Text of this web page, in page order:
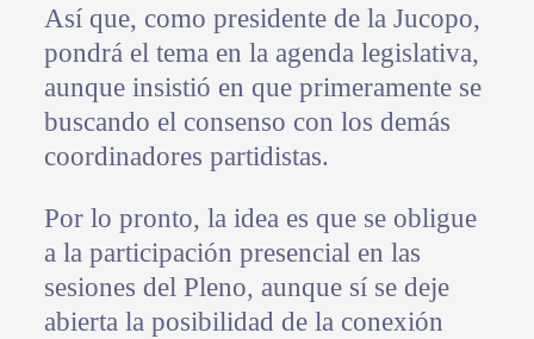
Así que, como presidente de la Jucopo,
pondrá el tema en la agenda legislativa,
aunque insistió en que primeramente se
buscando el consenso con los demás
coordinadores partidistas.
Por lo pronto, la idea es que se obligue
a la participación presencial en las
sesiones del Pleno, aunque sí se deje
abierta la posibilidad de la conexión